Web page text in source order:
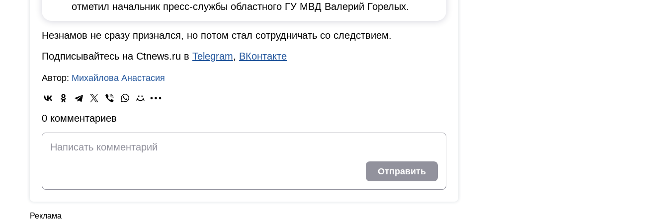
отметил начальник пресс-службы областного ГУ МВД Валерий Горелых.
Незнамов не сразу признался, но потом стал сотрудничать со следствием.
Подписывайтесь на Ctnews.ru в Telegram, ВКонтакте
Автор: Михайлова Анастасия
0 комментариев
Отправить
Реклама